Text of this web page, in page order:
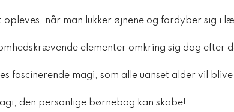
opleves, når man lukker øjnene og fordyber sig i
elementer omkring sig dag
fascinerende magi, som alle uanset alder vil
den personlige børnebog kan skabe!